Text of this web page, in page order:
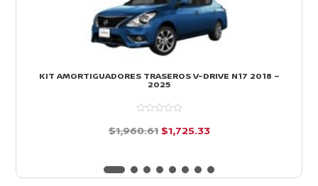
KIT AMORTIGUADORES TRASEROS V-DRIVE N17 2018 –
2025
5
$1,960.61 El
original
$1,725.33El
actual